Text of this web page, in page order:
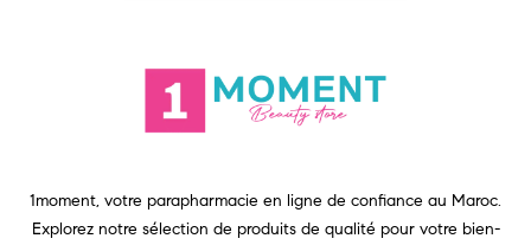
1moment, votre parapharmacie en ligne de confiance au Maroc.
Explorez notre sélection de produits de qualité pour votre bien-